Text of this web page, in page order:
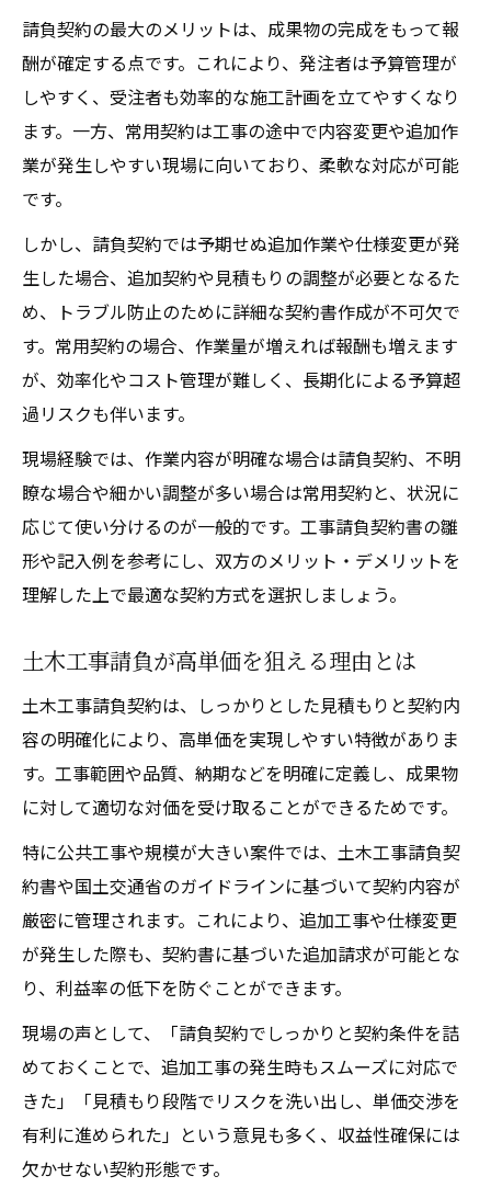
請負契約の最大のメリットは、成果物の完成をもって報
酬が確定する点です。これにより、発注者は予算管理が
しやすく、受注者も効率的な施工計画を立てやすくなり
ます。一方、常用契約は工事の途中で内容変更や追加作
業が発生しやすい現場に向いており、柔軟な対応が可能
です。
しかし、請負契約では予期せぬ追加作業や仕様変更が発
生した場合、追加契約や見積もりの調整が必要となるた
め、トラブル防止のために詳細な契約書作成が不可欠で
す。常用契約の場合、作業量が増えれば報酬も増えます
が、効率化やコスト管理が難しく、長期化による予算超
過リスクも伴います。
現場経験では、作業内容が明確な場合は請負契約、不明
瞭な場合や細かい調整が多い場合は常用契約と、状況に
応じて使い分けるのが一般的です。工事請負契約書の雛
形や記入例を参考にし、双方のメリット・デメリットを
理解した上で最適な契約方式を選択しましょう。
土木工事請負が高単価を狙える理由とは
土木工事請負契約は、しっかりとした見積もりと契約内
容の明確化により、高単価を実現しやすい特徴がありま
す。工事範囲や品質、納期などを明確に定義し、成果物
に対して適切な対価を受け取ることができるためです。
特に公共工事や規模が大きい案件では、土木工事請負契
約書や国土交通省のガイドラインに基づいて契約内容が
厳密に管理されます。これにより、追加工事や仕様変更
が発生した際も、契約書に基づいた追加請求が可能とな
り、利益率の低下を防ぐことができます。
現場の声として、「請負契約でしっかりと契約条件を詰
めておくことで、追加工事の発生時もスムーズに対応で
きた」「見積もり段階でリスクを洗い出し、単価交渉を
有利に進められた」という意見も多く、収益性確保には
欠かせない契約形態です。